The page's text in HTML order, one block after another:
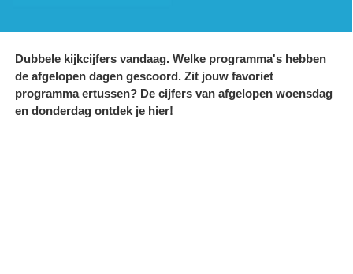
Dubbele kijkcijfers vandaag. Welke programma's hebben
de afgelopen dagen gescoord. Zit jouw favoriet
programma ertussen? De cijfers van afgelopen woensdag
en donderdag ontdek je hier!